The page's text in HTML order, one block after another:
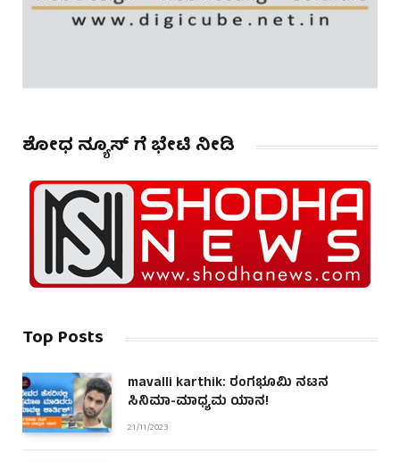
ಶೋಧ ನ್ಯೂಸ್ ಗೆ ಭೇಟಿ ನೀಡಿ
Top Posts
mavalli karthik: ರಂಗಭೂಮಿ ನಟನ
ಸಿನಿಮಾ-ಮಾಧ್ಯಮ ಯಾನ!
21/11/2023